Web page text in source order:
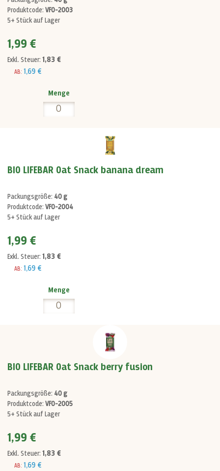
Produktcode: VF0-2003
5+ Stück auf Lager
1,99 €
Exkl. Steuer: 1,83 €
AB: 1,69 €
Menge
BIO LIFEBAR Oat Snack banana dream
Packungsgröße: 40 g
Produktcode: VF0-2004
5+ Stück auf Lager
1,99 €
Exkl. Steuer: 1,83 €
AB: 1,69 €
Menge
BIO LIFEBAR Oat Snack berry fusion
Packungsgröße: 40 g
Produktcode: VF0-2005
5+ Stück auf Lager
1,99 €
Exkl. Steuer: 1,83 €
AB: 1,69 €